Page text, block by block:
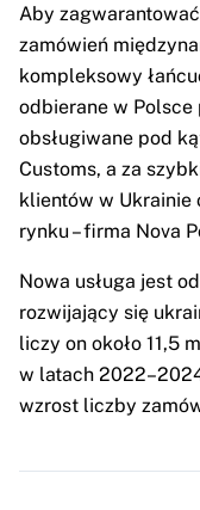
Aby
zamówień
kompleksowy
odbierane w Polsce
obsługiwane pod
Customs, a za
klientów w
rynku – firma Nova
Nowa usługa jest
rozwijający się
liczy on około 11,5
w latach
wzrost liczby